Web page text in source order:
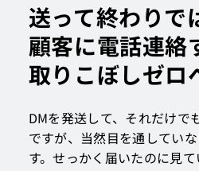
送って終わりで
顧客に電話連絡
取りこぼしゼロ
DMを発送して、それだけで
ですが、当然目を通してい
す。せっかく届いたのに見